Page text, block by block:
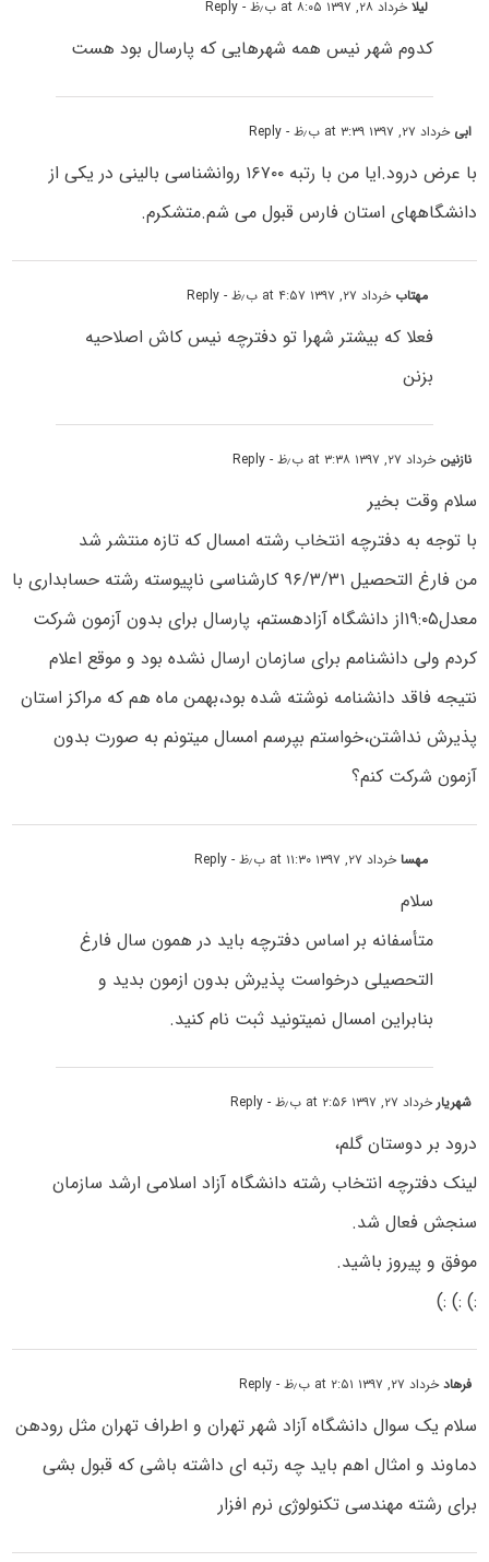
لیلاخرداد ۲۸, ۱۳۹۷ at ۸:۰۵ ب٫ظ - Reply
کدوم شهر نیس همه شهرهایی که پارسال بود هست
ابی خرداد ۲۷, ۱۳۹۷ at ۳:۳۹ ب٫ظ - Reply
با عرض درود.ایا من با رتبه ۱۶۷۰۰ روانشناسی بالینی در یکی از
دانشگاههای استان فارس قبول می شم.متشکرم.
مهتاب خرداد ۲۷, ۱۳۹۷ at ۴:۵۷ ب٫ظ - Reply
فعلا که بیشتر شهرا تو دفترچه نیس کاش اصلاحیه
بزنن
نازنین خرداد ۲۷, ۱۳۹۷ at ۳:۳۸ ب٫ظ - Reply
سلام وقت بخیر
با توجه به دفترچه انتخاب رشته امسال که تازه منتشر شد
من فارغ التحصیل ۹۶/۳/۳۱ کارشناسی ناپیوسته رشته حسابداری با
معدل۱۹:۰۵از دانشگاه آزادهستم، پارسال برای بدون آزمون شرکت
کردم ولی دانشنامم برای سازمان ارسال نشده بود و موقع اعلام
نتیجه فاقد دانشنامه نوشته شده بود،بهمن ماه هم که مراکز استان
پذیرش نداشتن،خواستم بپرسم امسال میتونم به صورت بدون
آزمون شرکت کنم؟
مهساخرداد ۲۷, ۱۳۹۷ at ۱۱:۳۰ ب٫ظ - Reply
سلام
متأسفانه بر اساس دفترچه باید در همون سال فارغ
التحصیلی درخواست پذیرش بدون ازمون بدید و
بنابراین امسال نمیتونید ثبت نام کنید.
شهریار خرداد ۲۷, ۱۳۹۷ at ۲:۵۶ ب٫ظ - Reply
درود بر دوستان گلم،
لینک دفترچه انتخاب رشته دانشگاه آزاد اسلامی ارشد سازمان
سنجش فعال شد.
موفق و پیروز باشید.
:) :) :)
فرهادخرداد ۲۷, ۱۳۹۷ at ۲:۵۱ ب٫ظ - Reply
سلام یک سوال دانشگاه آزاد شهر تهران و اطراف تهران مثل رودهن
دماوند و امثال اهم باید چه رتبه ای داشته باشی که قبول بشی
برای رشته مهندسی تکنولوژی نرم افزار